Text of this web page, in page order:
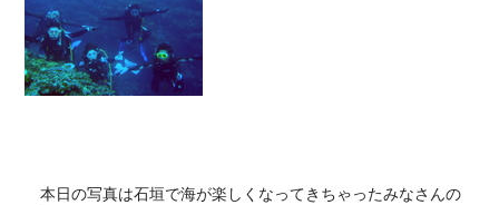
本日の写真は石垣で海が楽しくなってきちゃったみなさんの